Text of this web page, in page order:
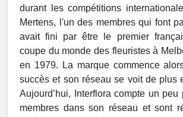
durant les compétitions
Mertens, l'un des membres qui font
avait fini par être le premier
coupe du monde des fleuristes à
en 1979. La marque commence
succès et son réseau se voit de plus
Aujourd’hui, Interflora compte un
membres dans son réseau et sont